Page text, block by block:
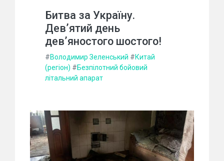
Битва за Україну.
Дев’ятий день
дев’яностого шостого!
#Володимир Зеленський #Китай
(регіон) #Безпілотний бойовий
літальний апарат